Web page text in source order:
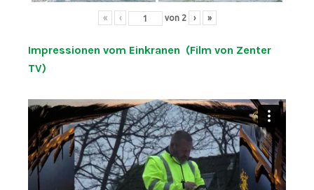
« ‹ von 2 › »
Impressionen vom Einkranen (Film von Zenter
TV)